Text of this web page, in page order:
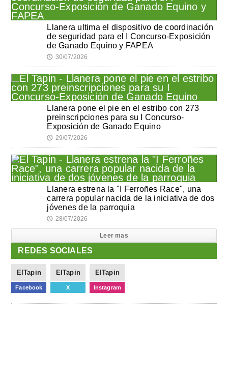
Llanera ultima el dispositivo de coordinación
de seguridad para el I Concurso-Exposición
de Ganado Equino y FAPEA
🕔 30/07/2026
Llanera pone el pie en el estribo con 273
preinscripciones para su I Concurso-
Exposición de Ganado Equino
🕔 29/07/2026
Llanera estrena la "I Ferroñes Race", una
carrera popular nacida de la iniciativa de dos
jóvenes de la parroquia
🕔 28/07/2026
Leer mas
REDES SOCIALES
ElTapin
Facebook
ElTapin
X
ElTapin
Instagram